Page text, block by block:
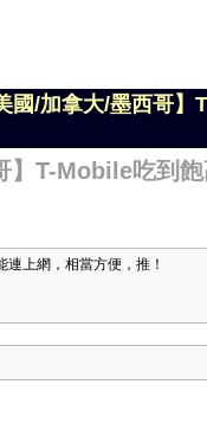
國/加拿大/墨西哥】
】T-Mobile吃到
上網，相當方便，推！